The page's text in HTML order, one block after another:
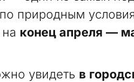
природным
конец апреля —
увидеть в